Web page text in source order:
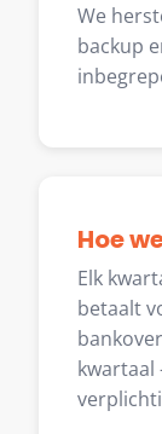
We
backup
Hoe
Elk
betaalt
kwartaal